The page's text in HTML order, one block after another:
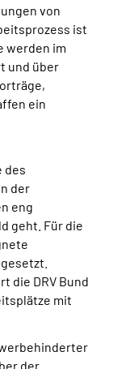
von
ist
werden im
und über
ein
des
der
eng
geht. Für die
die DRV Bund
mit
der